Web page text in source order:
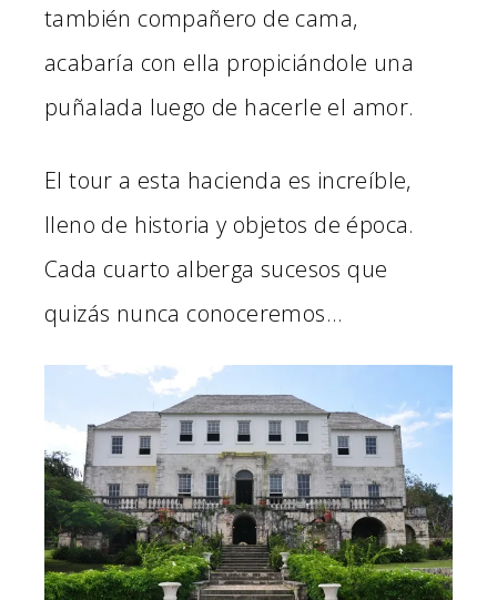
también compañero de cama,
acabaría con ella propiciándole una
puñalada luego de hacerle el amor.
El tour a esta hacienda es increíble,
lleno de historia y objetos de época.
Cada cuarto alberga sucesos que
quizás nunca conoceremos…